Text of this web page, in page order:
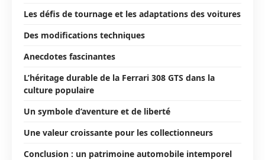
Les défis de tournage et les adaptations des voitures
Des modifications techniques
Anecdotes fascinantes
L’héritage durable de la Ferrari 308 GTS dans la
culture populaire
Un symbole d’aventure et de liberté
Une valeur croissante pour les collectionneurs
Conclusion : un patrimoine automobile intemporel